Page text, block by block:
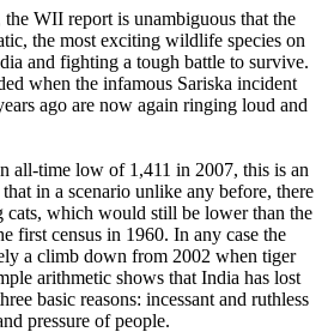
WII report is unambiguous that the
the most exciting wildlife species on
and fighting a tough battle to survive.
when the infamous Sariska incident
ago are now again ringing loud and
all-time low of 1,411 in 2007, this is an
in a scenario unlike any before, there
cats, which would still be lower than the
first census in 1960. In any case the
a climb down from 2002 when tiger
arithmetic shows that India has lost
basic reasons: incessant and ruthless
pressure of people.